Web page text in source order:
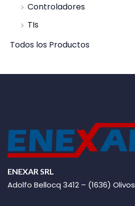
Controladores
TIs
Todos los Productos
ENEXAR SRL
Adolfo Bellocq 3412 – (1636) Olivos